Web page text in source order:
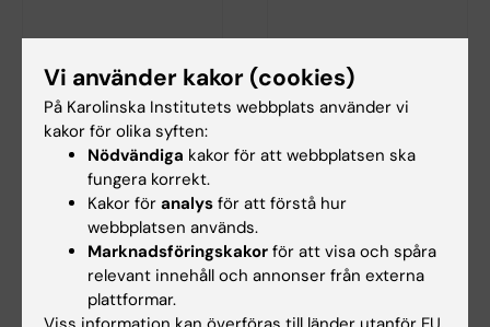
26 aug 2026-26 aug 2026
Temaseminarium
Kina
KTH i samarbete med
Stockholm universitet och
Karolinska institutet bjuder…
4 sep 2026-
ISP-seminarium Saba
Rahimi
Urinary biomarkers for early
of chronic…
Vi använder kakor (cookies)
På Karolinska Institutets webbplats använder vi
kakor för olika syften:
Nödvändiga kakor för att webbplatsen ska
fungera korrekt.
Kakor för analys för att förstå hur
webbplatsen används.
Marknadsföringskakor för att visa och spåra
relevant innehåll och annonser från externa
plattformar.